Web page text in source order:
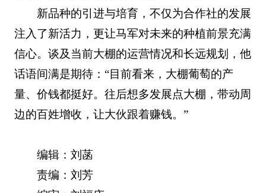
新品种的引进与培育，不仅为合作社的发展
注入了新活力，更让马军对未来的种植前景充满
信心。谈及当前大棚的运营情况和长远规划，他
话语间满是期待：“目前看来，大棚葡萄的产
量、价钱都挺好。往后想多发展点大棚，带动周
边的百姓增收，让大伙跟着赚钱。”
编辑：刘菡
责编：刘芳